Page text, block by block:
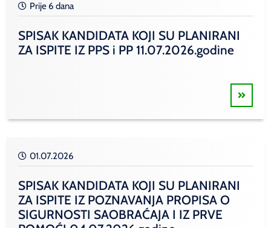
Prije 6 dana
SPISAK KANDIDATA KOJI SU PLANIRANI
ZA ISPITE IZ PPS i PP 11.07.2026.godine
01.07.2026
SPISAK KANDIDATA KOJI SU PLANIRANI
ZA ISPITE IZ POZNAVANJA PROPISA O
SIGURNOSTI SAOBRAĆAJA I IZ PRVE